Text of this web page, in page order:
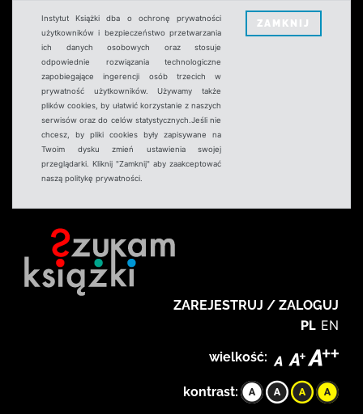
Instytut Książki dba o ochronę prywatności
użytkowników i bezpieczeństwo przetwarzania
ich danych osobowych oraz stosuje
odpowiednie rozwiązania technologiczne
zapobiegające ingerencji osób trzecich w
prywatność użytkowników. Używamy także
plików cookies, by ułatwić korzystanie z naszych
serwisów oraz do celów statystycznych.Jeśli nie
chcesz, by pliki cookies były zapisywane na
Twoim dysku zmień ustawienia swojej
przeglądarki. Kliknij "Zamknij" aby zaakceptować
naszą politykę prywatności.
ZAMKNIJ
ZAREJESTRUJ / ZALOGUJ
PL EN
wielkość:
kontrast: